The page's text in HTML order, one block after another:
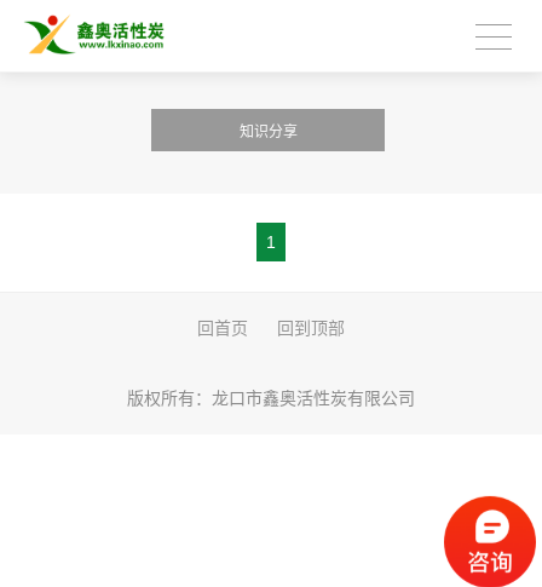
知识分享
1
回首页 回到顶部
版权所有： 龙口市鑫奥活性炭有限公司